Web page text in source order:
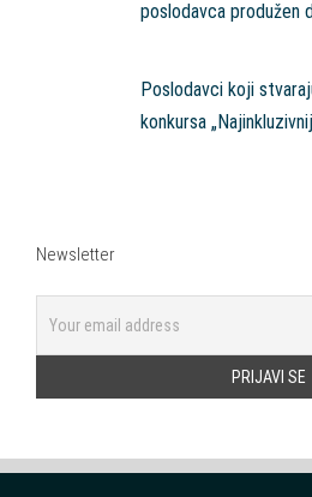
poslodavca produžen
Poslodavci koji
konkursa
Newsletter